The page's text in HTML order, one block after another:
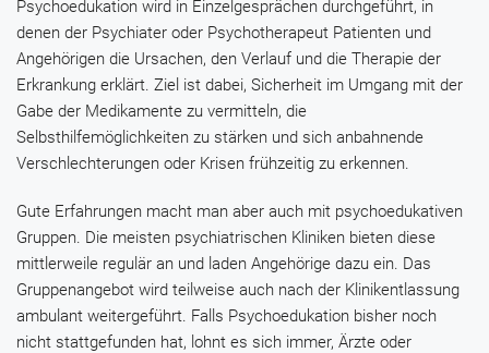
Psychoedukation wird in Einzelgesprächen durchgeführt, in
denen der Psychiater oder Psychotherapeut Patienten und
Angehörigen die Ursachen, den Verlauf und die Therapie der
Erkrankung erklärt. Ziel ist dabei, Sicherheit im Umgang mit der
Gabe der Medikamente zu vermitteln, die
Selbsthilfemöglichkeiten zu stärken und sich anbahnende
Verschlechterungen oder Krisen frühzeitig zu erkennen.
Gute Erfahrungen macht man aber auch mit psychoedukativen
Gruppen. Die meisten psychiatrischen Kliniken bieten diese
mittlerweile regulär an und laden Angehörige dazu ein. Das
Gruppenangebot wird teilweise auch nach der Klinikentlassung
ambulant weitergeführt. Falls Psychoedukation bisher noch
nicht stattgefunden hat, lohnt es sich immer, Ärzte oder